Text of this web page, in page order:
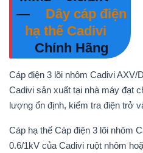
—
Dây cáp điện
hạ thế Cadivi
Chính Hãng
Cáp điện 3 lõi nhôm Cadivi AXV/
Cadivi sản xuất tại nhà máy đạt
lượng ổn định, kiểm tra điện trở
Cáp hạ thế Cáp điện 3 lõi nhôm
0.6/1kV của Cadivi ruột nhôm